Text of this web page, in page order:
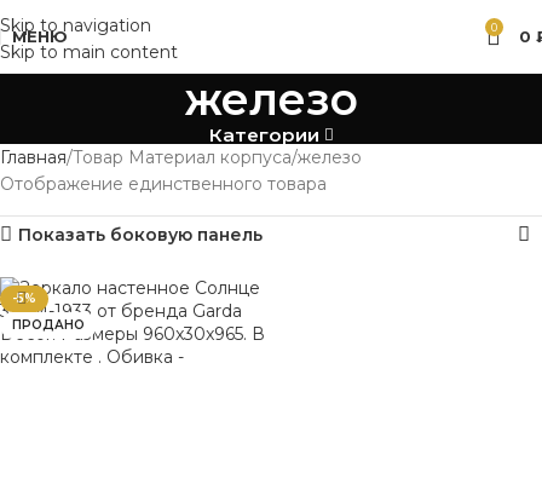
Skip to navigation
Skip to main content
МЕНЮ 0 0
железо
Категории
Главная Товар Материал корпуса железо
Отображение единственного товара
Показать боковую панель
-5%
ПРОДАНО